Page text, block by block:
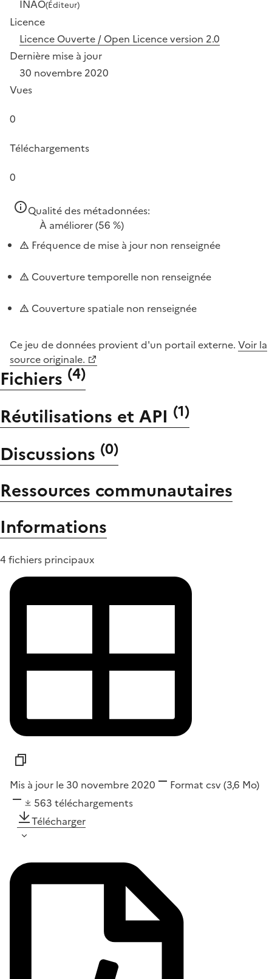
INAO(Éditeur)
Licence
Licence Ouverte / Open Licence version 2.0
Dernière mise à jour
30 novembre 2020
Vues
0
Téléchargements
0
Qualité des métadonnées:
À améliorer(56 %)
Fréquence de mise à jour non renseignée
Couverture temporelle non renseignée
Couverture spatiale non renseignée
Ce jeu de données provient d'un portail externe. Voir la
source originale.
Fichiers (4)
Réutilisations et API (1)
Discussions (0)
Ressources communautaires
Informations
4 fichiers principaux
Mis à jour le 30 novembre 2020 Format csv(3,6 Mo)
563 téléchargements
Télécharger